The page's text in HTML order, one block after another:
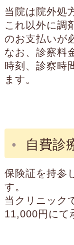
当院は院外処
これ以外に調
のお支払いが
なお、診察料
時刻、診察時
ます。
自費診
保険証を持参
す。
当クリニック
11,000円にて